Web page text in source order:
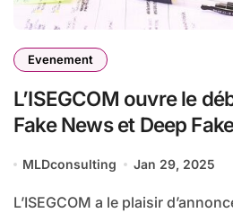
Evenement
L’ISEGCOM ouvre le
Fake News et Deep
MLDconsulting Jan 29, 2025
L’ISEGCOM a le plaisir d’annoncer la tenue d’une